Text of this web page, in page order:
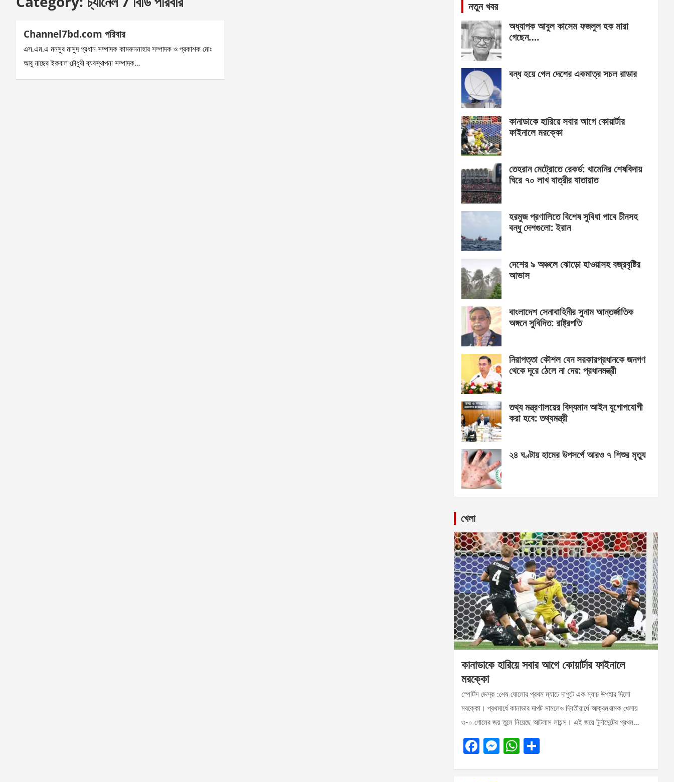
Channel7bd.com পরিবার
এস.এম.এ মনসুর মাসুদ প্রধান সম্পাদক কামরুননাহার সম্পাদক ও প্রকাশক মোঃ
আবু নাছের ইকবাল চৌধুরী ব্যবস্থাপনা সম্পাদক…
নতুন খবর
অধ্যাপক আবুল কাসেম ফজলুল হক মারা
গেছেন….
বন্ধ হয়ে গেল দেশের একমাত্র সচল রাডার
কানাডাকে হারিয়ে সবার আগে কোয়ার্টার
ফাইনালে মরক্কো
তেহরান মেট্রোতে রেকর্ড: খামেনির শেষবিদায়
ঘিরে ৭০ লাখ যাত্রীর যাতায়াত
হরমুজ প্রণালিতে বিশেষ সুবিধা পাবে চীনসহ
বন্ধু দেশগুলো: ইরান
দেশের ৯ অঞ্চলে ঝোড়ো হাওয়াসহ বজ্রবৃষ্টির
আভাস
বাংলাদেশ সেনাবাহিনীর সুনাম আন্তর্জাতিক
অঙ্গনে সুবিদিত: রাষ্ট্রপতি
নিরাপত্তা কৌশল যেন সরকারপ্রধানকে জনগণ
থেকে দূরে ঠেলে না দেয়: প্রধানমন্ত্রী
তথ্য মন্ত্রণালয়ের বিদ্যমান আইন যুগোপযোগী
করা হবে: তথ্যমন্ত্রী
২৪ ঘণ্টায় হামের উপসর্গে আরও ৭ শিশুর মৃত্যু
খেলা
কানাডাকে হারিয়ে সবার আগে কোয়ার্টার ফাইনালে
মরক্কো
স্পোর্টস ডেস্ক :শেষ ষোলোর প্রথম ম্যাচে দাপুটে এক ম্যাচ উপহার দিলো
মরক্কো। প্রথমার্ধে কানাডার দাপট সামলেও দ্বিতীয়ার্ধে আক্রমণাত্মক খেলায়
৩-০ গোলের জয় তুলে নিয়েছে আটলাস লায়ন্স। এই জয়ে টুর্নামেন্টের প্রথম…
F
M W